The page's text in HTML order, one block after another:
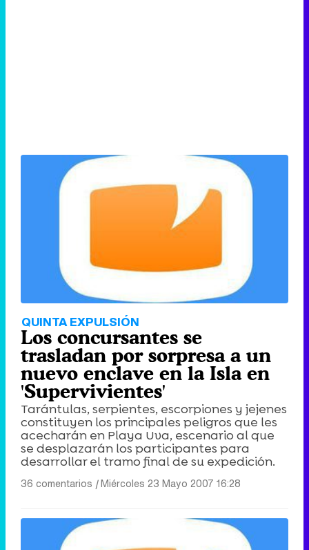
QUINTA EXPULSIÓN
Los concursantes se
trasladan por sorpresa a un
nuevo enclave en la Isla en
'Supervivientes'
Tarántulas, serpientes, escorpiones y jejenes
constituyen los principales peligros que les
acecharán en Playa Uva, escenario al que
se desplazarán los participantes para
desarrollar el tramo final de su expedición.
36 comentarios |Miércoles 23 Mayo 2007 16:28